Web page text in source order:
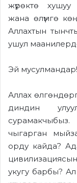
жүрөктө хушуу
жана өлүмгө
Аллахтын
ушул
Эй мусулмандар!
Аллах
диндин
сурамакчыбыз.
чыгарган
орду кайда?
цивилизациясын
укугу барбы? Ал